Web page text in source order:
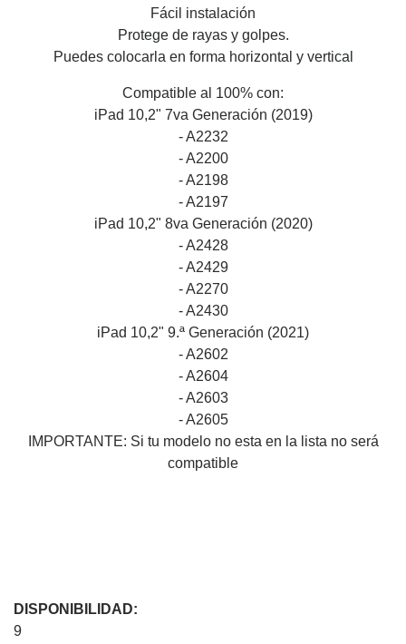
Fácil instalación
Protege de rayas y golpes.
Puedes colocarla en forma horizontal y vertical
Compatible al 100% con:
iPad 10,2" 7va Generación (2019)
- A2232
- A2200
- A2198
- A2197
iPad 10,2" 8va Generación (2020)
- A2428
- A2429
- A2270
- A2430
iPad 10,2" 9.ª Generación (2021)
- A2602
- A2604
- A2603
- A2605
IMPORTANTE: Si tu modelo no esta en la lista no será
compatible
DISPONIBILIDAD:
9